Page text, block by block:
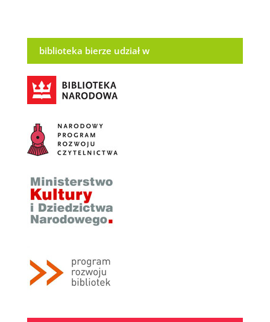
biblioteka bierze udział w